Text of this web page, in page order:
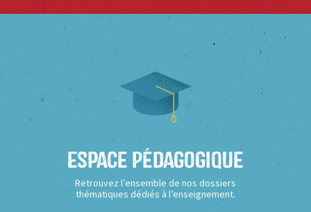
Espace Pédagogique
Retrouvez l’ensemble de nos dossiers
thématiques dédiés à l’enseignement.